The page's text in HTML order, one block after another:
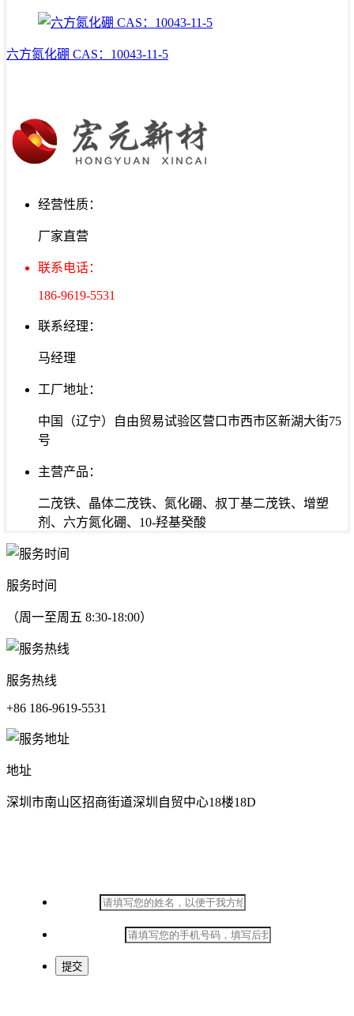
六方氮化硼 CAS：10043-11-5
经营性质：
厂家直营
联系电话：
186-9619-5531
联系经理：
马经理
工厂地址：
中国（辽宁）自由贸易试验区营口市西市区新湖大街75
号
主营产品：
二茂铁、晶体二茂铁、氮化硼、叔丁基二茂铁、增塑
剂、六方氮化硼、10-羟基癸酸
服务时间
（周一至周五 8:30-18:00）
服务热线
+86 186-9619-5531
地址
深圳市南山区招商街道深圳自贸中心18楼18D